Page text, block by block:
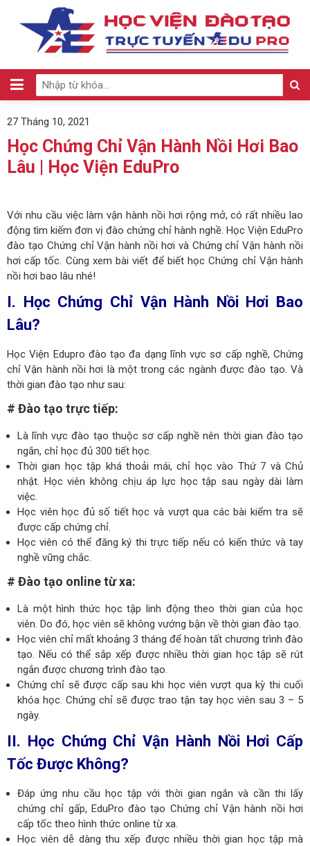
27 Tháng 10, 2021
Học Chứng Chỉ Vận Hành Nồi Hơi Bao
Lâu | Học Viện EduPro
Với nhu cầu việc làm vận hành nồi hơi rộng mở, có rất nhiều lao
động tìm kiếm đơn vị đào chứng chỉ hành nghề. Học Viện EduPro
đào tạo Chứng chỉ Vận hành nồi hơi và Chứng chỉ Vận hành nồi
hơi cấp tốc. Cùng xem bài viết để biết học Chứng chỉ Vận hành
nồi hơi bao lâu nhé!
I. Học Chứng Chỉ Vận Hành Nồi Hơi Bao
Lâu?
Học Viện Edupro đào tạo đa dạng lĩnh vực sơ cấp nghề, Chứng
chỉ Vận hành nồi hơi là một trong các ngành được đào tạo. Và
thời gian đào tạo như sau:
# Đào tạo trực tiếp:
Là lĩnh vực đào tạo thuộc sơ cấp nghề nên thời gian đào tạo
ngắn, chỉ học đủ 300 tiết học.
Thời gian học tập khá thoải mái, chỉ học vào Thứ 7 và Chủ
nhật. Học viên không chịu áp lực học tập sau ngày dài làm
việc.
Học viên học đủ số tiết học và vượt qua các bài kiểm tra sẽ
được cấp chứng chỉ.
Học viên có thể đăng ký thi trực tiếp nếu có kiến thức và tay
nghề vững chắc.
# Đào tạo online từ xa:
Là một hình thức học tập linh động theo thời gian của học
viên. Do đó, học viên sẽ không vướng bận về thời gian đào tạo.
Học viên chỉ mất khoảng 3 tháng để hoàn tất chương trình đào
tạo. Nếu có thể sắp xếp được nhiều thời gian học tập sẽ rút
ngắn được chương trình đào tạo.
Chứng chỉ sẽ được cấp sau khi học viên vượt qua kỳ thi cuối
khóa học. Chứng chỉ sẽ được trao tận tay học viên sau 3 – 5
ngày.
II. Học Chứng Chỉ Vận Hành Nồi Hơi Cấp
Tốc Được Không?
Đáp ứng nhu cầu học tập với thời gian ngắn và cần thi lấy
chứng chỉ gấp, EduPro đào tạo Chứng chỉ Vận hành nồi hơi
cấp tốc theo hình thức online từ xa.
Học viên dễ dàng thu xếp được nhiều thời gian học tập mà